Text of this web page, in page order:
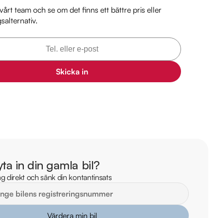
mil
information:
175 62, Järfälla
på över 100 punkter
team och se om det finns ett bättre pris eller
Skicka in
in din gamla bil?
direkt och sänk din kontantinsats
Värdera min bil